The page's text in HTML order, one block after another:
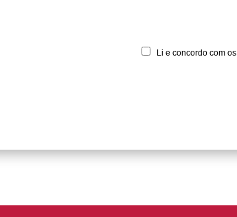
Li e concordo com os